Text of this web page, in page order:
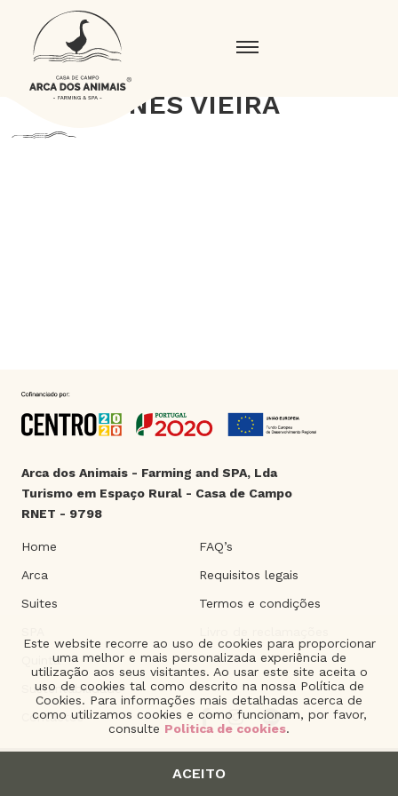
Este website recorre ao uso de cookies para proporcionar
uma melhor e mais personalizada experiência de
utilização aos seus visitantes. Ao usar este site aceita o
uso de cookies tal como descrito na nossa Política de
Cookies. Para informações mais detalhadas acerca de
como utilizamos cookies e como funcionam, por favor,
consulte Politica de cookies.
ACEITO
INÊS VIEIRA
Arca dos Animais - Farming and SPA, Lda
Turismo em Espaço Rural - Casa de Campo
RNET - 9798
Home
Arca
Suites
Quinta
Sustentabilidade
Contactos
FAQ’s
Requisitos legais
Termos e condições
2021 © Arca dos Animais. | Product of